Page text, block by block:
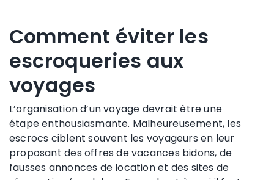
Comment éviter les
escroqueries aux
voyages
L’organisation d’un voyage devrait être une
étape enthousiasmante. Malheureusement, les
escrocs ciblent souvent les voyageurs en leur
proposant des offres de vacances bidons, de
fausses annonces de location et des sites de